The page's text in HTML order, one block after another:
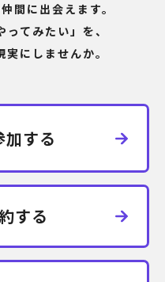
間に出会えます。
てみたい」を、
にしませんか。
する
する